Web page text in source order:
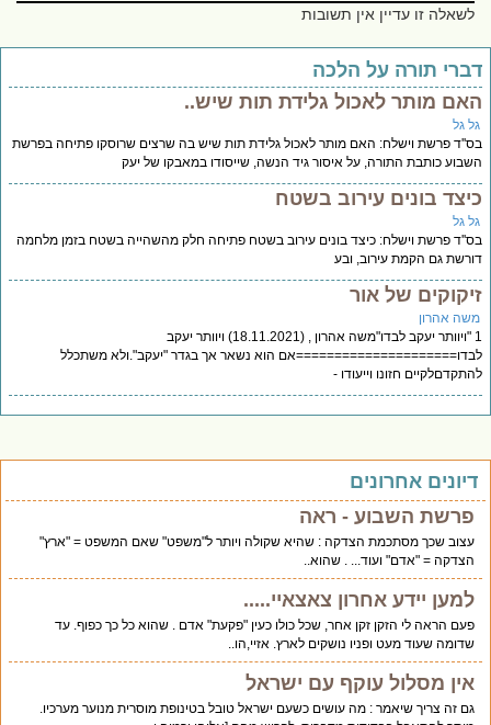
לשאלה זו עדיין אין תשובות
תורה על הלכה
מותר לאכול גלידת תות שיש..
גל
פרשת וישלח: האם מותר לאכול גלידת תות שיש בה שרצים שרוסקו פתיחה בפרשת
כותבת התורה, על איסור גיד הנשה, שייסודו במאבקו של יעק
בונים עירוב בשטח
גל
פרשת וישלח: כיצד בונים עירוב בשטח פתיחה חלק מהשהייה בשטח בזמן מלחמה
גם הקמת עירוב, ובע
של אור
אהרון
1 "ויוותר יעקב לבדו"משה אהרון , (18.11.2021) ויוותר יעקב
הוא נשאר אך בגדר "יעקב".ולא משתכלל
חזונו וייעודו -
אחרונים
פרשת השבוע - ראה
עצוב שכך מסתכמת הצדקה : שהיא שקולה ויותר ל"משפט" שאם המשפט = "ארץ"
הצדקה = "אדם" ועוד... . שהוא..
למען יידע אחרון צאצאיי.....
פעם הראה לי הזקן זקן אחר, שכל כולו כעין "פקעת" אדם . שהוא כל כך כפוף. עד
שדומה שעוד מעט ופניו נושקים לארץ. אזיי,הו..
אין מסלול עוקף עם ישראל
גם זה צריך שיאמר : מה עושים כשעם ישראל טובל בטינופת מוסרית מנוער מערכיו.